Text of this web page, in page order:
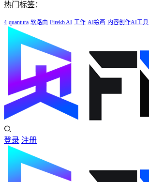
热门标签：
4 quantura 软路由 Firekb AI 工作 AI绘画 内容创作AI工具
登录 注册